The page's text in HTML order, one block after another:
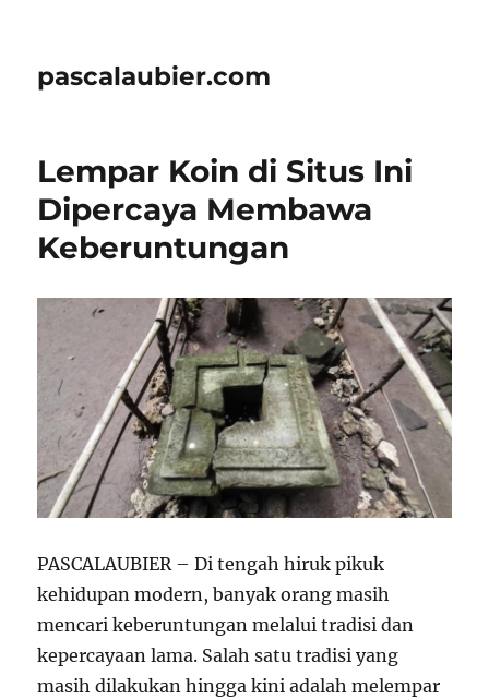
pascalaubier.com
Lempar Koin di Situs Ini
Dipercaya Membawa
Keberuntungan
PASCALAUBIER – Di tengah hiruk pikuk
kehidupan modern, banyak orang masih
mencari keberuntungan melalui tradisi dan
kepercayaan lama. Salah satu tradisi yang
masih dilakukan hingga kini adalah melempar